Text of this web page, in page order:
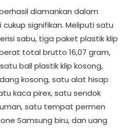
diamankan dalam
signifikan. Meliputi satu
sabu, tiga paket plastik klip
total brutto 16,07 gram,
ball plastik klip kosong,
kosong, satu alat hisap
kaca pirex, satu sendok
satu tempat permen
Samsung biru, dan uang